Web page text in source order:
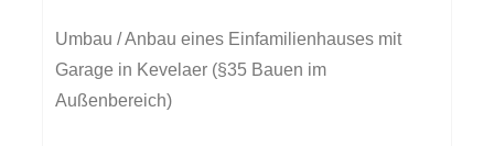
Umbau / Anbau eines Einfamilienhauses mit
Garage in Kevelaer (§35 Bauen im
Außenbereich)